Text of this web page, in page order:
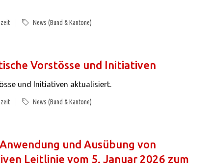
News (Bund & Kantone)
Vorstösse und Initiativen
und Initiativen aktualisiert.
News (Bund & Kantone)
und Ausübung von
Leitlinie vom 5. Januar 2026 zum